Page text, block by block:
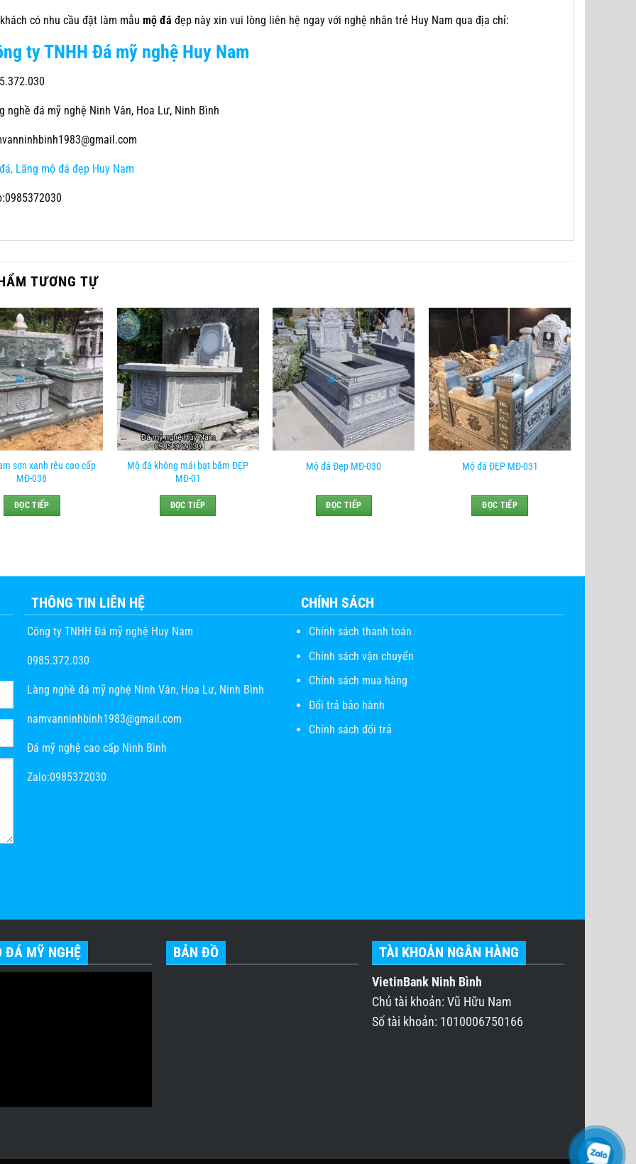
có nhu cầu đặt làm mẫu mộ đá đẹp này xin vui lòng liên hệ ngay với nghệ nhân trẻ Huy Nam qua địa chỉ:
ty TNHH Đá mỹ nghệ Huy Nam
nghề đá mỹ nghệ Ninh Vân, Hoa Lư, Ninh Bình
Lăng mộ đá đẹp Huy Nam
TƯƠNG TỰ
sơn xanh rêu cao cấp
MĐ-038
ĐỌC TIẾP
Mộ đá không mái bạt băm ĐẸP
MĐ-01
ĐỌC TIẾP
Mộ đá Đẹp MĐ-030
ĐỌC TIẾP
Mộ đá ĐẸP MĐ-031
ĐỌC TIẾP
THÔNG TIN LIÊN HỆ
Công ty TNHH Đá mỹ nghệ Huy Nam
0985.372.030
Làng nghề đá mỹ nghệ Ninh Vân, Hoa Lư, Ninh Bình
namvanninhbinh1983@gmail.com
Đá mỹ nghệ cao cấp Ninh Bình
Zalo:0985372030
CHÍNH SÁCH
Chính sách thanh toán
Chính sách vận chuyển
Chính sách mua hàng
Đổi trả bảo hành
Chính sách đổi trả
ĐÁ MỸ NGHỆ BẢN ĐỒ TÀI KHOẢN NGÂN HÀNG
VietinBank Ninh Bình
Chủ tài khoản: Vũ Hữu Nam
Số tài khoản: 1010006750166